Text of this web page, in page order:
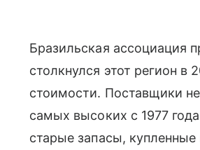
Бразильская ассоциация
столкнулся этот регион в
стоимости. Поставщики
самых высоких с 1977
старые запасы,